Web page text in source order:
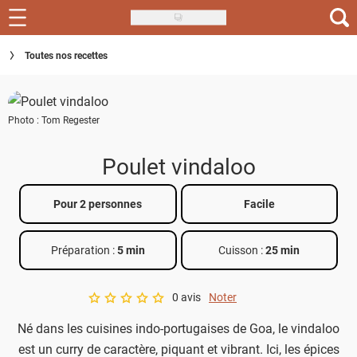
Skip
to
main
Recettes
Inspirations
Conseils
Menu de la semaine
Actus
Téléchargez l'app Saveurs Recettes
Index des recettes
Toutes nos recettes
Photo : Tom Regester
Poulet vindaloo
Pour 2 personnes Facile
Préparation :5 min Cuisson :25 min
A star rating of 0 out of 5.
0 avis Noter
Né dans les cuisines indo-portugaises de Goa, le vindaloo
est un curry de caractère, piquant et vibrant. Ici, les épices